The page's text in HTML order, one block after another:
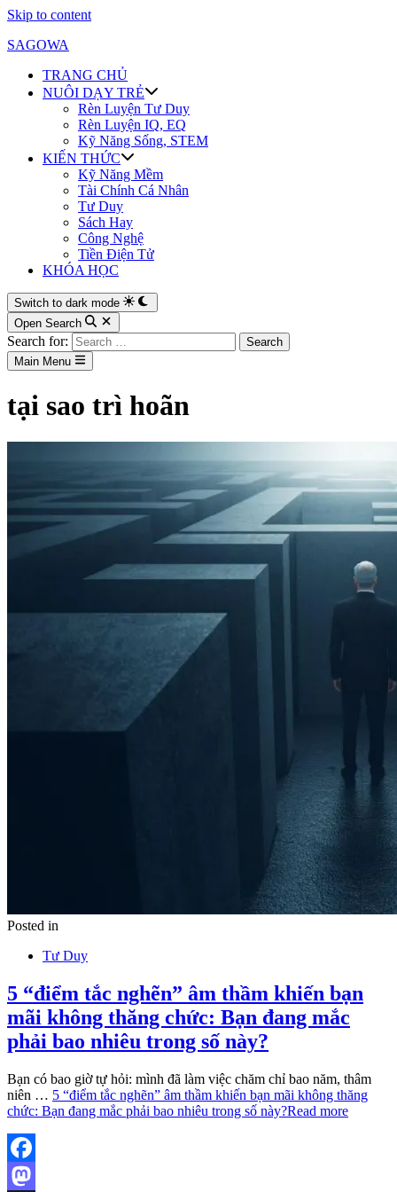
Skip to content
SAGOWA
TRANG CHỦ
NUÔI DẠY TRẺ
Rèn Luyện Tư Duy
Rèn Luyện IQ, EQ
Kỹ Năng Sống, STEM
KIẾN THỨC
Kỹ Năng Mềm
Tài Chính Cá Nhân
Tư Duy
Sách Hay
Công Nghệ
Tiền Điện Tử
KHÓA HỌC
Switch to dark mode
Open Search
Search for:
Main Menu
tại sao trì hoãn
Posted in
Tư Duy
5 “điểm tắc nghẽn” âm thầm khiến bạn
mãi không thăng chức: Bạn đang mắc
phải bao nhiêu trong số này?
Bạn có bao giờ tự hỏi: mình đã làm việc chăm chỉ bao năm, thâm
niên … 5 “điểm tắc nghẽn” âm thầm khiến bạn mãi không thăng
chức: Bạn đang mắc phải bao nhiêu trong số này?Read more
Facebook